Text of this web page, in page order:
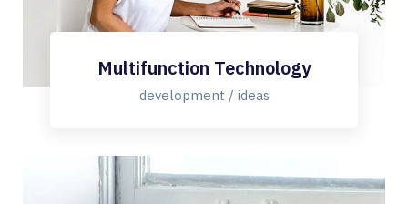
Multifunction Technology
development / ideas